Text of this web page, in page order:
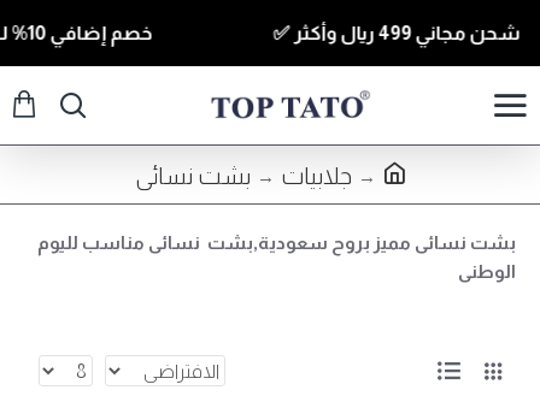
شحن مجاني 499 ريال وأكثر ✅ خصم إضافي 10% للقطع الي قيمتها 350 ريال وأكثر كود ( T10 ) ✅
جلابيات بشت نسائى
بشت نسائى مميز بروح سعودية,بشت نسائى مناسب لليوم
الوطنى